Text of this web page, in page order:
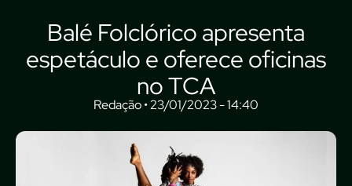
Balé Folclórico apresenta
espetáculo e oferece oficinas
no TCA
Redação • 23/01/2023 - 14:40